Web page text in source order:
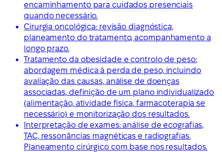
encaminhamento para cuidados presenciais
quando necessário.
Cirurgia oncológica: revisão diagnóstica,
planeamento do tratamento, acompanhamento a
longo prazo.
Tratamento da obesidade e controlo de peso:
abordagem médica à perda de peso, incluindo
avaliação das causas, análise de doenças
associadas, definição de um plano individualizado
(alimentação, atividade física, farmacoterapia se
necessário) e monitorização dos resultados.
Interpretação de exames: análise de ecografias,
TAC, ressonâncias magnéticas e radiografias.
Planeamento cirúrgico com base nos resultados.